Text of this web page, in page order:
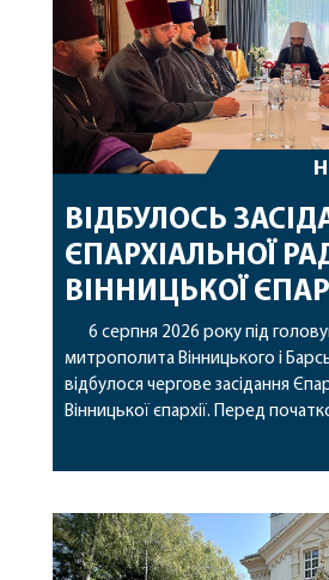
ВІДБУЛОСЬ
ЄПАРХІАЛЬНОЇ
ВІННИЦЬКОЇ
6 серпня 2026 року під
митрополита Вінницького і
відбулося чергове засідання
Вінницької єпархії. Перед
секретар Єпархіальної Ради від
побажавши йому міцного
допомоги, миру, духовної
благословенних успіхів у